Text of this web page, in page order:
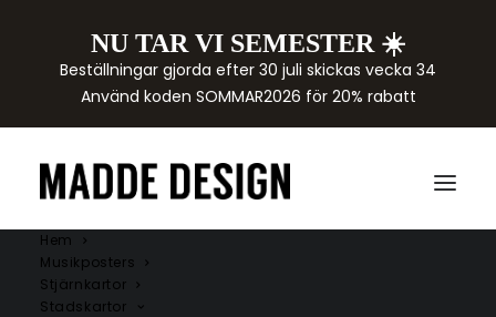
NU TAR VI SEMESTER ☀️
Beställningar gjorda efter 30 juli skickas vecka 34
Använd koden SOMMAR2026 för 20% rabatt
Hem
Musikposters
Stjärnkartor
Stadskartor